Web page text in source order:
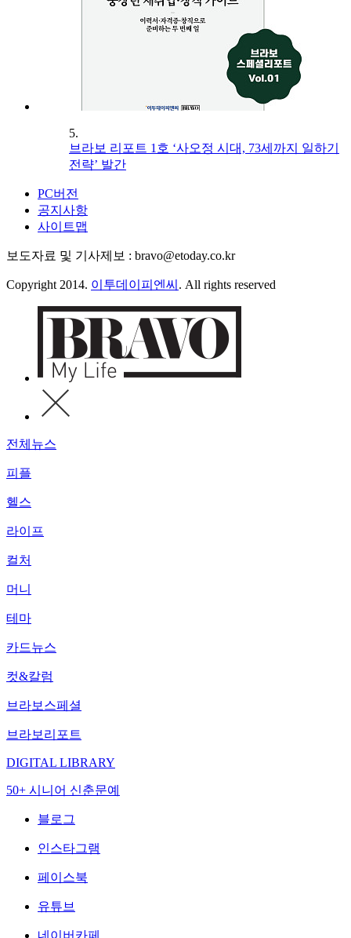
5.
브라보 리포트 1호 ‘사오정 시대, 73세까지 일하기
전략’ 발간
PC버전
공지사항
사이트맵
보도자료 및 기사제보 : bravo@etoday.co.kr
Copyright 2014. 이투데이피엔씨 . All rights reserved
전체뉴스
피플
헬스
라이프
컬처
머니
테마
카드뉴스
컷&칼럼
브라보스페셜
브라보리포트
DIGITAL LIBRARY
50+ 시니어 신춘문예
블로그
인스타그램
페이스북
유튜브